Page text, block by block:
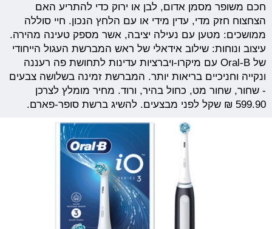
חכם משופר מסמן אדום, לבן או ירוק כדי להתריע האם
הצחצוח חזק מדי, עדין מידי או עם הלחץ הנכון. חיי סוללה
ממושכים: מטען עם נעילה יציבה, אשר מספק טעינה מהירה.
עיצוב ונוחות: שילוב אידאלי של ראש המברשת העגול הייחודי
של Oral-B עם מיקרו-ויברציות עדינות לתחושת פה רעננה
ונקייה וחניכיים בריאות יותר. המברשת זמינה בשלושה צבעים
- שחור, שחור מט, כחול בהיר, ורוד. מחיר מומלץ לצרכן
599.90 ₪ שקל לפני מבצעים. להשיג ברשת סופר-פארם.